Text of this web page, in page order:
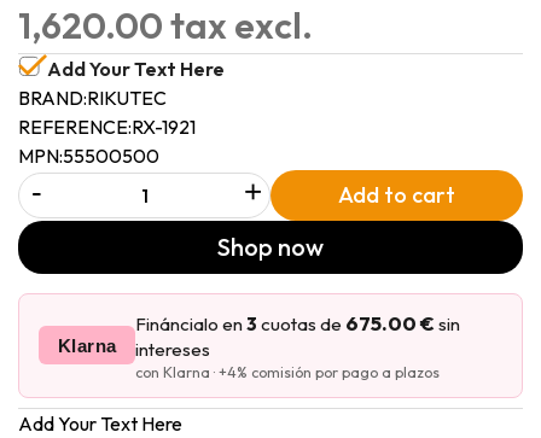
1,620.00 tax excl.
Add Your Text Here
BRAND:RIKUTEC
REFERENCE:RX-1921
MPN:55500500
- + Add to cart
Shop now
Klarna
Fináncialo en3 cuotas de 675.00 € sin
intereses
con Klarna · +4% comisión por pago a plazos
Add Your Text Here